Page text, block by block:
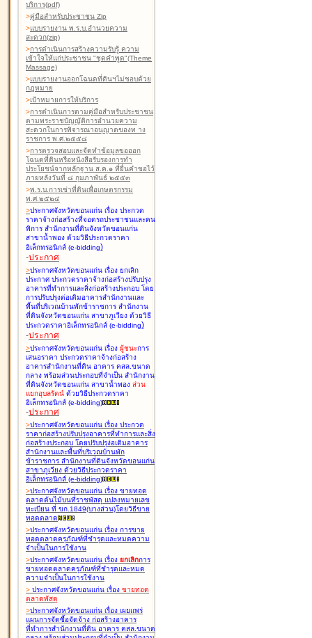
บริการ(pdf)
>คู่มือสำหรับประชาชน Zip
>แบบรายงาน พ.ร.บ.อำนวยความ
สะดวก(zip)
>การดำเนินการสร้างความรับรู้ ความ
เข้าใจให้แก่ประชาชน "ชุดคำพูด"(Theme
Massage)
>แบบรายงานออกโฉนดที่ดินฯไม่ชอบด้วย
กฎหมาย
>เป้าหมายการให้บริการ
>การดำเนินการตามคู่มือสำหรับประชาชน
ตามพระราชบัญญัติการอำนวยความ
สะดวกในการพิจารณาอนุญาตของท าง
ราชการ พ.ศ.๒๕๕๘
>การตรวจสอบและจัดทำข้อมูลขอออก
โฉนดที่ดินหรือหนังสือรับรองการทำ
ประโยชน์จากหลักฐาน ส.ค.๑ ที่ยื่นคำขอไว้
ภายหลังวันที่ ๘ กุมภาพันธ์ ๒๕๕๓
>พ.ร.บ.การเช่าที่ดินเพื่อเกษตรกรรม
พ.ศ.๒๕๒๔
>ประกาศจังหวัดขอนแก่น เรื่อง ประกวด
ราคาจ้างก่อสร้างที่จอดรถประชาชนและคน
พิการ สำนักงานที่ดินจังหวัดขอนแก่น
สาขาน้ำพอง ด้วยวิธีประกวดราคา
อิเล็กทรอนิกส์ (e-bidding)
-ประกาศ
>ประกาศจังหวัดขอนแก่น เรื่อง ยกเลิก
ประกาศ ประกวดราคาจ้างก่อสร้างปรับปรุง
อาคารที่ทำการและสิ่งก่อสร้างประกอบ โดย
การปรับปรุงต่อเติมอาคารสำนักงานและ
พื้นที่บริเวณบ้านพักข้าราชการ สำนักงาน
ที่ดินจังหวัดขอนแก่น สาขาภูเวียง ด้วยวิธี
ประกวดราคาอิเล็กทรอนิกส์ (e-bidding)
-ประกาศ
>ประกาศจังหวัดขอนแก่น เรื่อง ผู้ชนะการ
เสนอราคา ประกวดราคาจ้างก่อสร้าง
อาคารสำนักงานที่ดิน อาคาร คสล.ขนาด
กลาง พร้อมส่วนประกอบที่จำเป็น สำนักงาน
ที่ดินจังหวัดขอนแก่น สาขาน้ำพอง ส่วน
แยกอุบลรัตน์ ด้วยวิธีประกวดราคา
อิเล็กทรอนิกส์ (e-bidding)
-ประกาศ
>ประกาศจังหวัดขอนแก่น เรื่อง ประกวด
ราคาก่อสร้างปรับปรุงอาคารที่ทำการและสิ่ง
ก่อสร้างประกอบ โดยปรับปรุง่อเติมอาคาร
สำนักงานและพื้นที่บริเวณบ้านพัก
ข้าราชการ สำนักงานที่ดินจังหวัดขอนแก่น
สาขาภูเวียง ด้วยวิธีประกวดราคา
อิเล็กทรอนิกส์ (e-bidding)
>ประกาศจังหวัดขอนแก่น เรื่อง ขายทอด
ตลาดต้นไม้บนที่ราชพัสดุ แปลงหมายเลข
ทะเบียน ที่ ขก.1849(บางส่วน)โดยวิธีขาย
ทอดตลาด
>ประกาศจังหวัดขอนแก่น เรื่อง การขาย
ทอดตลาดครุภัณฑ์ที่ชำรุดและหมดความ
จำเป็นในการใช้งาน
>ประกาศจังหวัดขอนแก่น เรื่อง ยกเลิกการ
ขายทอดตลาดครุภัณฑ์ที่ชำรุดและหมด
ความจำเป็นในการใช้งาน
> ประกาศจังหวัดขอนแก่น เรื่อง ขายทอด
ตลาดพัสดุ
>ประกาศจังหวัดขอนแก่น เรื่อง เผยแพร่
แผนการจัดซื้อจัดจ้าง ก่อสร้างอาคาร
ที่ทำการสำนักงานที่ดิน อาคาร คสล.ขนาด